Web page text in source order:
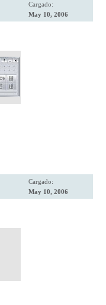
Cargado:
May 10, 2006
Cargado:
May 10, 2006